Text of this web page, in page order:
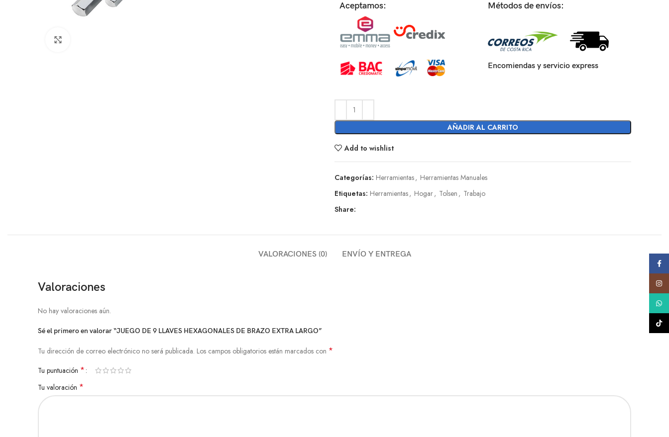
Aceptamos: Métodos de envíos:
Encomiendas y servicio express
AÑADIR AL CARRITO
Add to wishlist
Categorías: Herramientas, Herramientas Manuales
Etiquetas: Herramientas, Hogar, Tolsen , Trabajo
Share:
VALORACIONES (0) ENVÍO Y ENTREGA
Valoraciones
No hay valoraciones aún.
Sé el primero en valorar “JUEGO DE 9 LLAVES HEXAGONALES DE BRAZO EXTRA LARGO”
Tu dirección de correo electrónico no será publicada. Los campos obligatorios están marcados con *
Tu puntuación *
Tu valoración *